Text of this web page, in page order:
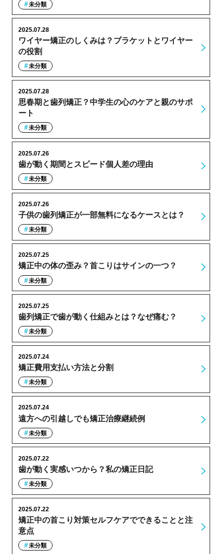
未分類
ワイヤー矯正のしくみは？ブラケットとワイヤー
の役割
2025.07.28
未分類
思春期と歯列矯正？中学生の心のケアと親のサポ
ート
2025.07.28
未分類
歯が動く期間とスピード個人差の理由
2025.07.26
未分類
子供の歯列矯正が一部無料になるケースとは？
2025.07.26
未分類
矯正中の体の歪み？首こりはサインの一つ？
2025.07.25
未分類
歯列矯正で歯が動く仕組みとは？なぜ痛む？
2025.07.25
未分類
矯正費用支払い方法と分割
2025.07.24
未分類
遠方への引越しでも矯正治療継続例
2025.07.24
未分類
歯が動く実感いつから？私の矯正日記
2025.07.22
未分類
矯正中の首こり対策セルフケアでできることと注
意点
2025.07.22
未分類